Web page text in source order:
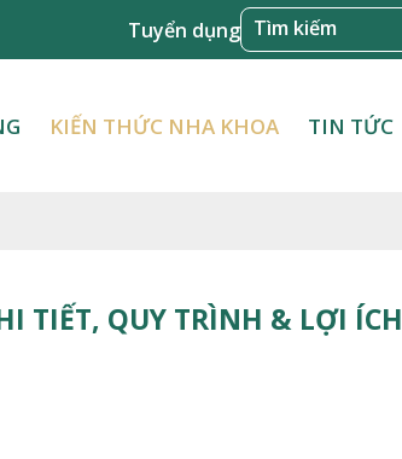
Tuyển dụng
KIẾN THỨC NHA KHOA TIN TỨC
TIẾT, QUY TRÌNH & LỢI ÍCH